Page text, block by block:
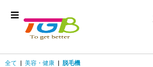
全て 美容・健康 脱毛機